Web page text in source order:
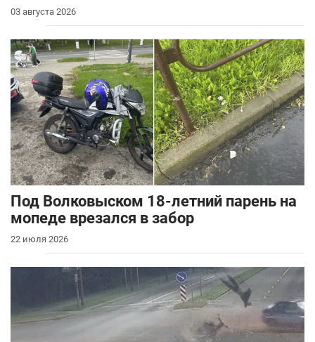
03 августа 2026
Под Волковыском 18-летний парень на
мопеде врезался в забор
22 июля 2026